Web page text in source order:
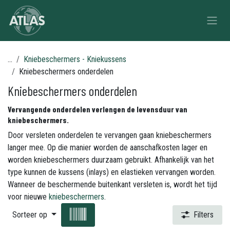
Overslaan naar inhoud
...
Kniebeschermers - Kniekussens
Kniebeschermers onderdelen
Kniebeschermers onderdelen
Vervangende onderdelen verlengen de levensduur van
kniebeschermers.
Door versleten onderdelen te vervangen gaan kniebeschermers
langer mee. Op die manier worden de aanschafkosten lager en
worden kniebeschermers duurzaam gebruikt. Afhankelijk van het
type kunnen de kussens (inlays) en elastieken vervangen worden.
Wanneer de beschermende buitenkant versleten is, wordt het tijd
voor nieuwe kniebeschermers.
Sorteer op
Filters